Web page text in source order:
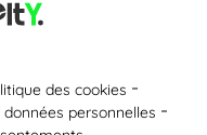
des cookies
personnelles